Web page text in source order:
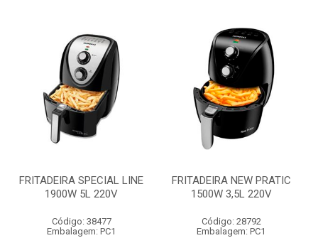
FRITADEIRA SPECIAL LINE
1900W 5L 220V
Código: 38477
Embalagem: PC1
FRITADEIRA NEW PRATIC
1500W 3,5L 220V
Código: 28792
Embalagem: PC1